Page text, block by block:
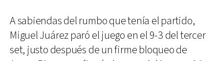
A sabiendas del rumbo que tenía el partido,
Miguel Juárez paró el juego en el 9-3 del tercer
set, justo después de un firme bloqueo de